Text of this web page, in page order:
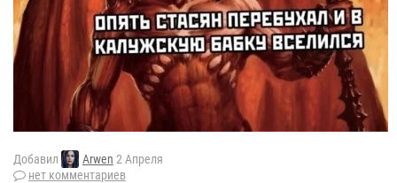
Добавил Arwen 2 Апреля
нет комментариев